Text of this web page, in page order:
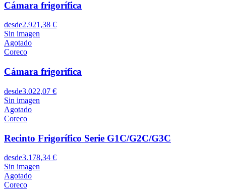
Cámara frigorífica
desde2.921,38 €
Sin imagen
Agotado
Coreco
Cámara frigorífica
desde3.022,07 €
Sin imagen
Agotado
Coreco
Recinto Frigorífico Serie G1C/G2C/G3C
desde3.178,34 €
Sin imagen
Agotado
Coreco